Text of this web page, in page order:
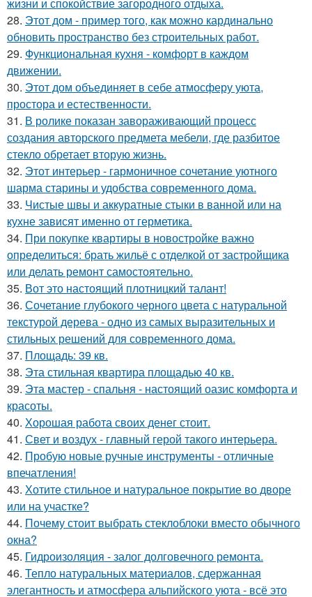
жизни и спокойствие загородного отдыха.
28. Этот дом - пример того, как можно кардинально
обновить пространство без строительных работ.
29. Функциональная кухня - комфорт в каждом
движении.
30. Этот дом объединяет в себе атмосферу уюта,
простора и естественности.
31. В ролике показан завораживающий процесс
создания авторского предмета мебели, где разбитое
стекло обретает вторую жизнь.
32. Этот интерьер - гармоничное сочетание уютного
шарма старины и удобства современного дома.
33. Чистые швы и аккуратные стыки в ванной или на
кухне зависят именно от герметика.
34. При покупке квартиры в новостройке важно
определиться: брать жильё с отделкой от застройщика
или делать ремонт самостоятельно.
35. Вот это настоящий плотницкий талант!
36. Сочетание глубокого черного цвета с натуральной
текстурой дерева - одно из самых выразительных и
стильных решений для современного дома.
37. Площадь: 39 кв.
38. Эта стильная квартира площадью 40 кв.
39. Эта мастер - спальня - настоящий оазис комфорта и
красоты.
40. Хорошая работа своих денег стоит.
41. Свет и воздух - главный герой такого интерьера.
42. Пробую новые ручные инструменты - отличные
впечатления!
43. Хотите стильное и натуральное покрытие во дворе
или на участке?
44. Почему стоит выбрать стеклоблоки вместо обычного
окна?
45. Гидроизоляция - залог долговечного ремонта.
46. Тепло натуральных материалов, сдержанная
элегантность и атмосфера альпийского уюта - всё это